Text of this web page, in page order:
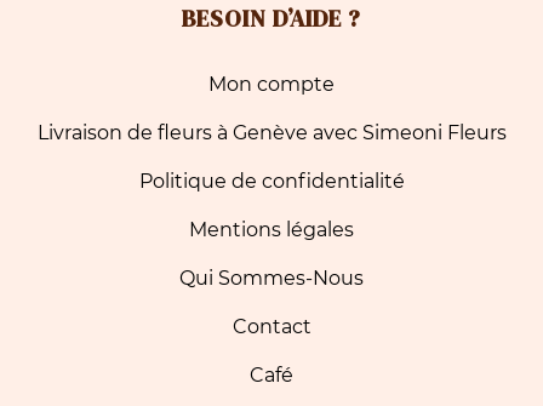
BESOIN D’AIDE ?
Mon compte
Livraison de fleurs à Genève avec Simeoni Fleurs
Politique de confidentialité
Mentions légales
Qui Sommes-Nous
Contact
Café